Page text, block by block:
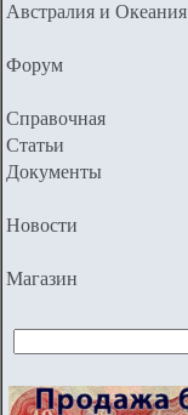
Австралия и Океания
Форум
Справочная
Статьи
Документы
Новости
Магазин